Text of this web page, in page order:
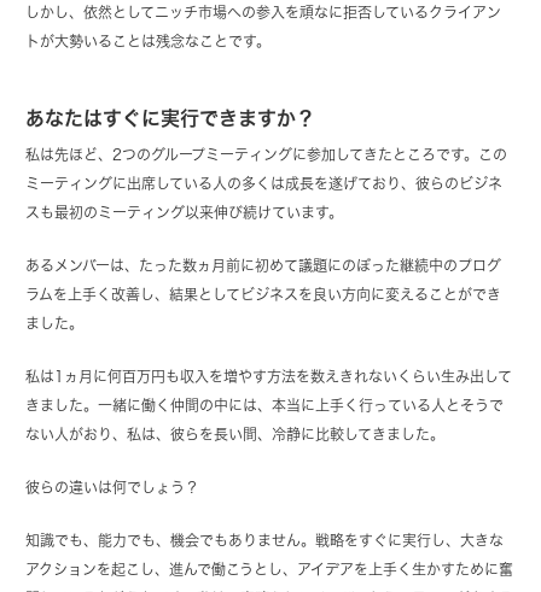
しかし、依然としてニッチ市場への参入を頑なに拒否しているクライアン
トが大勢いることは残念なことです。
あなたはすぐに実行できますか？
私は先ほど、2つのグループミーティングに参加してきたところです。この
ミーティングに出席している人の多くは成長を遂げており、彼らのビジネ
スも最初のミーティング以来伸び続けています。
あるメンバーは、たった数ヵ月前に初めて議題にのぼった継続中のプログ
ラムを上手く改善し、結果としてビジネスを良い方向に変えることができ
ました。
私は1ヵ月に何百万円も収入を増やす方法を数えきれないくらい生み出して
きました。一緒に働く仲間の中には、本当に上手く行っている人とそうで
ない人がおり、私は、彼らを長い間、冷静に比較してきました。
彼らの違いは何でしょう？
知識でも、能力でも、機会でもありません。戦略をすぐに実行し、大きな
アクションを起こし、進んで働こうとし、アイデアを上手く生かすために奮